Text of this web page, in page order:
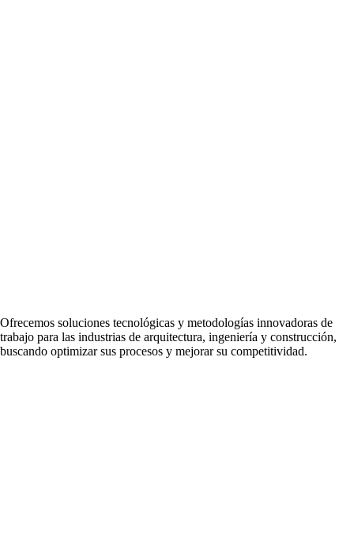
Ofrecemos soluciones tecnológicas y metodologías innovadoras de
trabajo para las industrias de arquitectura, ingeniería y construcción,
buscando optimizar sus procesos y mejorar su competitividad.